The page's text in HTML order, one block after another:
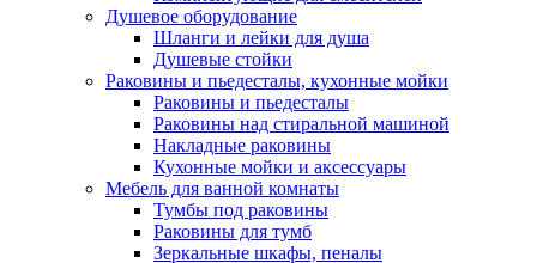
Душевое оборудование
Шланги и лейки для душа
Душевые стойки
Раковины и пьедесталы, кухонные мойки
Раковины и пьедесталы
Раковины над стиральной машиной
Накладные раковины
Кухонные мойки и аксессуары
Мебель для ванной комнаты
Тумбы под раковины
Раковины для тумб
Зеркальные шкафы, пеналы